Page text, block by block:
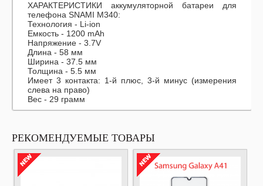
ХАРАКТЕРИСТИКИ аккумуляторной батареи для
телефона SNAMI M340:
Технология - Li-ion
Емкость - 1200 mAh
Напряжение - 3.7V
Длина - 58 мм
Ширина - 37.5 мм
Толщина - 5.5 мм
Имеет 3 контакта: 1-й плюс, 3-й минус (измерения
слева на право)
Вес - 29 грамм
РЕКОМЕНДУЕМЫЕ ТОВАРЫ